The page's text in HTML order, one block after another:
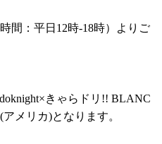
時間：平日12時-18時）よりご
きゃらドリ!! BLANC
メリカ)となります。